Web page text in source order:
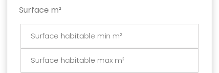
Surface m²